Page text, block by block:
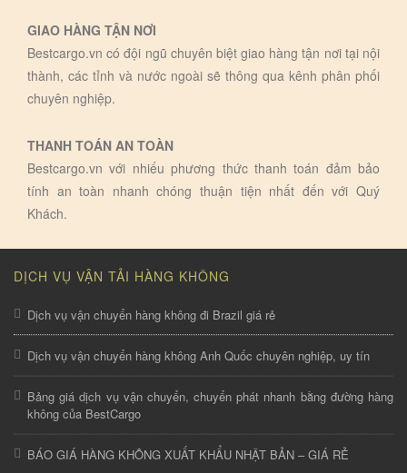
GIAO HÀNG TẬN NƠI
Bestcargo.vn có đội ngũ chuyên biệt giao hàng tận nơi tại nội
thành, các tỉnh và nước ngoài sẽ thông qua kênh phân phối
chuyên nghiệp.
THANH TOÁN AN TOÀN
Bestcargo.vn với nhiếu phương thức thanh toán đảm bảo
tính an toàn nhanh chóng thuận tiện nhất đến với Quý
Khách.
DỊCH VỤ VẬN TẢI HÀNG KHÔNG
Dịch vụ vận chuyển hàng không đi Brazil giá rẻ
Dịch vụ vận chuyển hàng không Anh Quốc chuyên nghiệp, uy tín
Bảng giá dịch vụ vận chuyển, chuyển phát nhanh bằng đường hàng
không của BestCargo
BÁO GIÁ HÀNG KHÔNG XUẤT KHẨU NHẬT BẢN – GIÁ RẺ